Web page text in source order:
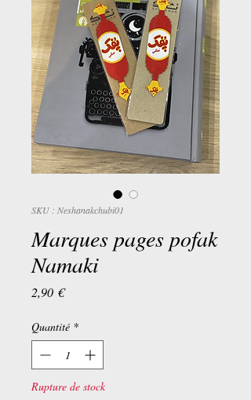
SKU : Neshanakchubi01
Marques pages pofak
Namaki
2,90 €Prix
Quantité *
Rupture de stock